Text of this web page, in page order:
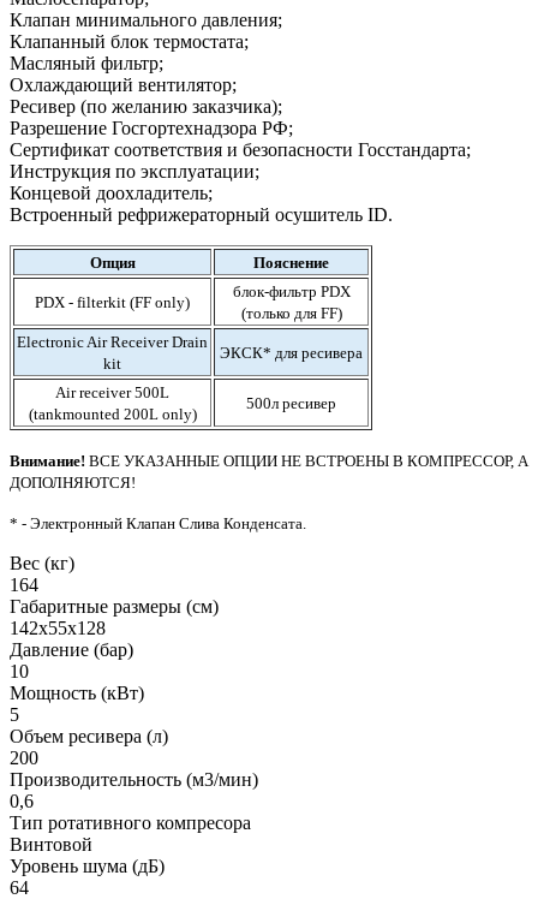
Клапан минимального давления;
Клапанный блок термостата;
Масляный фильтр;
Охлаждающий вентилятор;
Ресивер (по желанию заказчика);
Разрешение Госгортехнадзора РФ;
Сертификат соответствия и безопасности Госстандарта;
Инструкция по эксплуатации;
Концевой доохладитель;
Встроенный рефрижераторный осушитель ID.
Опция Пояснение
PDX - filterkit (FF only)
блок-фильтр PDX
(только для FF)
Electronic Air Receiver Drain
kit
ЭКСК* для ресивера
Air receiver 500L
(tankmounted 200L only)
500л ресивер
Внимание! ВСЕ УКАЗАННЫЕ ОПЦИИ НЕ ВСТРОЕНЫ В КОМПРЕССОР, А
ДОПОЛНЯЮТСЯ!
* - Электронный Клапан Слива Конденсата.
Вес (кг)
164
Габаритные размеры (см)
142х55х128
Давление (бар)
10
Мощность (кВт)
5
Объем ресивера (л)
200
Производительность (м3/мин)
0,6
Тип ротативного компресора
Винтовой
Уровень шума (дБ)
64